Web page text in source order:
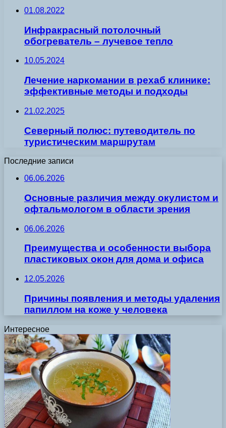
01.08.2022
Инфракрасный потолочный
обогреватель – лучевое тепло
10.05.2024
Лечение наркомании в рехаб клинике:
эффективные методы и подходы
21.02.2025
Северный полюс: путеводитель по
туристическим маршрутам
Последние записи
06.06.2026
Основные различия между окулистом и
офтальмологом в области зрения
06.06.2026
Преимущества и особенности выбора
пластиковых окон для дома и офиса
12.05.2026
Причины появления и методы удаления
папиллом на коже у человека
Интересное